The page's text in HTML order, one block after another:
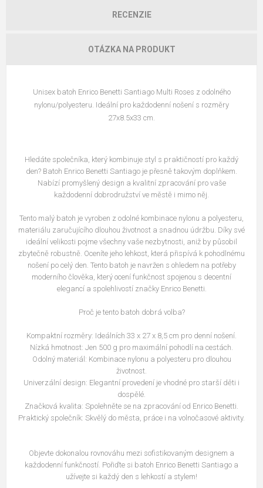
RECENZIE
OTÁZKA NA PRODUKT
Unisex batoh Enrico Benetti Santiago Multi Roses z odolného
nylonu/polyesteru. Ideální pro každodenní nošení s rozměry
27x8.5x33 cm.
Hledáte společníka, který kombinuje styl s praktičností pro každý
den? Batoh Enrico Benetti Santiago je přesně takovým doplňkem.
Nabízí promyšlený design a kvalitní zpracování pro vaše
každodenní dobrodružství ve městě i mimo něj.
Tento malý batoh je vyroben z odolné kombinace nylonu a polyesteru,
materiálu zaručujícího dlouhou životnost a snadnou údržbu. Díky své
ideální velikosti pojme všechny vaše nezbytnosti, aniž by působil
zbytečně robustně. Oceníte jeho lehkost, která přispívá k pohodlnému
nošení po celý den. Tento batoh je navržen s ohledem na potřeby
moderního člověka, který ocení funkčnost spojenou s decentní
elegancí a spolehlivostí značky Enrico Benetti.
Proč je tento batoh dobrá volba?
Kompaktní rozměry: Ideálních 33 x 27 x 8,5 cm pro denní nošení.
Nízká hmotnost: Jen 500 g pro maximální pohodlí na cestách.
Odolný materiál: Kombinace nylonu a polyesteru pro dlouhou
životnost.
Univerzální design: Elegantní provedení je vhodné pro starší děti i
dospělé.
Značková kvalita: Spolehněte se na zpracování od Enrico Benetti.
Praktický společník: Skvělý do města, práce i na volnočasové aktivity.
Objevte dokonalou rovnováhu mezi sofistikovaným designem a
každodenní funkčností. Pořiďte si batoh Enrico Benetti Santiago a
užívejte si každý den s lehkostí a stylem!